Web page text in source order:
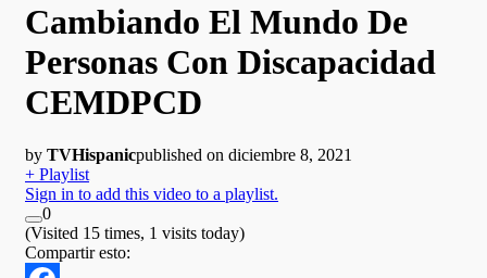
Cambiando El Mundo De
Personas Con Discapacidad
CEMDPCD
by TVHispanicpublished on diciembre 8, 2021
+ Playlist
Sign in to add this video to a playlist.
0
(Visited 15 times, 1 visits today)
Compartir esto: